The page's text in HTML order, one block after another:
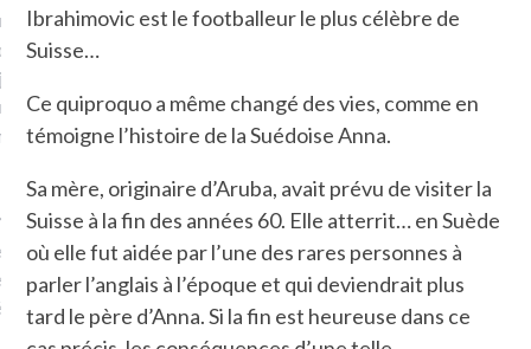
je le garde pour ce
je sens, j’entends, je
goûte et ceux que je
! Marcheuse des villes,
des ruines et des
qui Marche: pousseuse
cochère ou pas. Mais
pas d’interdit. Vélo,
bateau…
Ibrahimovic est le footballeur le plus célèbre de
Suisse…
Ce quiproquo a même changé des vies, comme en
témoigne l’histoire de la Suédoise Anna.
Sa mère, originaire d’Aruba, avait prévu de visiter la
Suisse à la fin des années 60. Elle atterrit… en Suède
où elle fut aidée par l’une des rares personnes à
parler l’anglais à l’époque et qui deviendrait plus
tard le père d’Anna. Si la fin est heureuse dans ce